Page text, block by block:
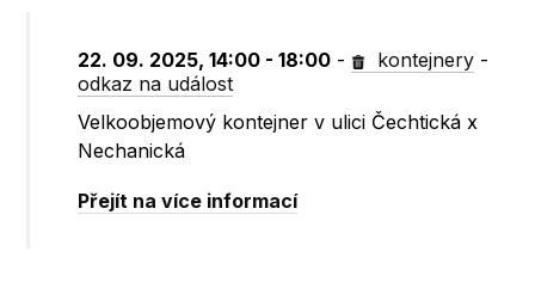
22. 09. 2025, 14:00 - 18:00 - kontejnery -
odkaz na událost
Velkoobjemový kontejner v ulici Čechtická x
Nechanická
Přejít na více informací